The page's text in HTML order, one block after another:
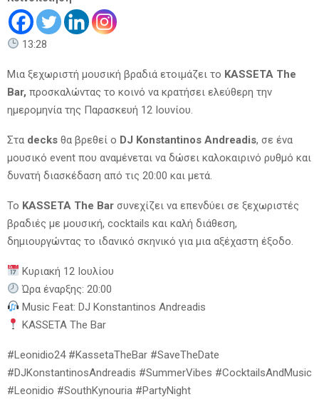
13:28
Μια ξεχωριστή μουσική βραδιά ετοιμάζει το KASSETA The
Bar, προσκαλώντας το κοινό να κρατήσει ελεύθερη την
ημερομηνία της Παρασκευή 12 Ιουνίου.
Στα decks θα βρεθεί ο DJ Konstantinos Andreadis, σε ένα
μουσικό event που αναμένεται να δώσει καλοκαιρινό ρυθμό και
δυνατή διασκέδαση από τις 20:00 και μετά.
Το KASSETA The Bar συνεχίζει να επενδύει σε ξεχωριστές
βραδιές με μουσική, cocktails και καλή διάθεση,
δημιουργώντας το ιδανικό σκηνικό για μια αξέχαστη έξοδο.
Κυριακή 12 Ιουλίου
Ώρα έναρξης: 20:00
Music Feat: DJ Konstantinos Andreadis
KASSETA The Bar
#Leonidio24 #KassetaTheBar #SaveTheDate
#DJKonstantinosAndreadis #SummerVibes #CocktailsAndMusic
#Leonidio #SouthKynouria #PartyNight